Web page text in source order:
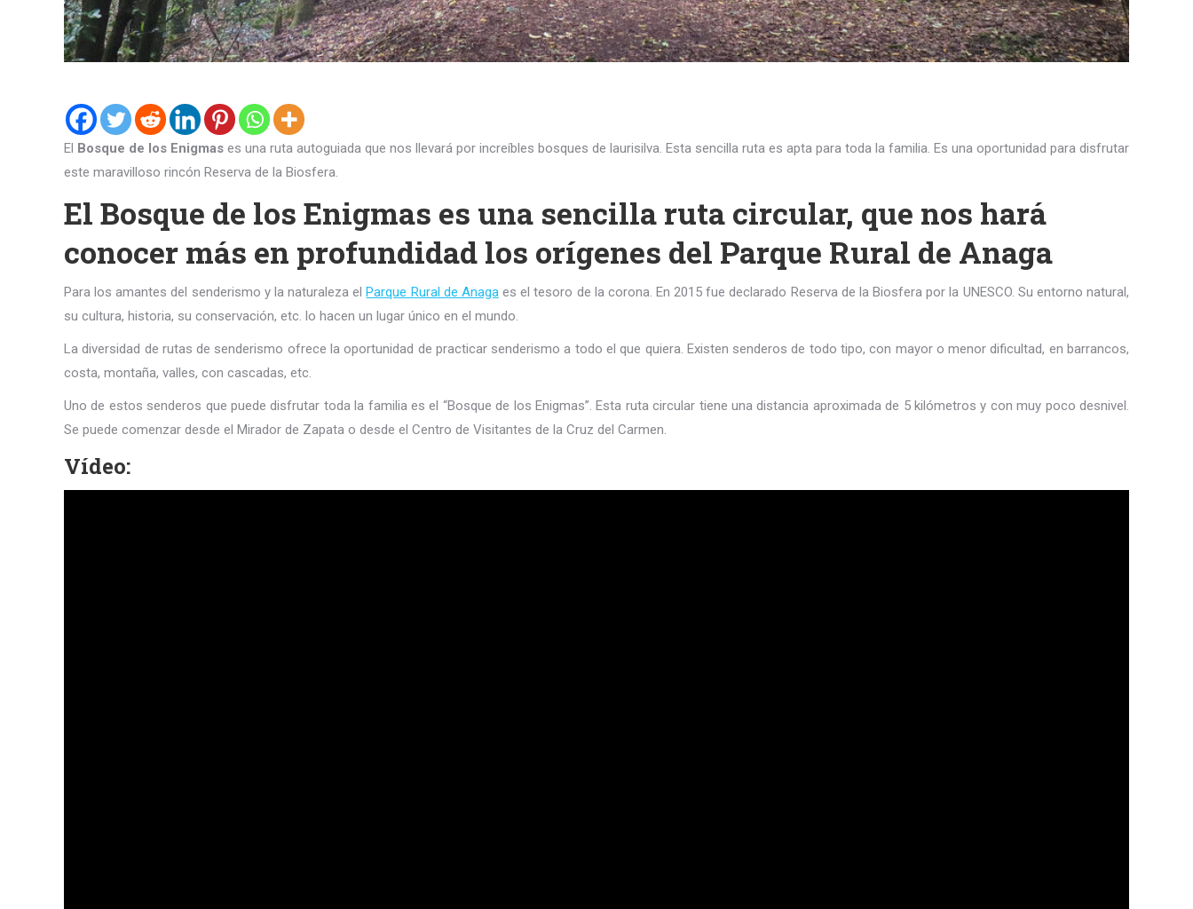
El Bosque de los Enigmas es una ruta autoguiada que nos llevará por increíbles bosques de laurisilva. Esta sencilla ruta es apta para toda la familia. Es una oportunidad para disfrutar
este maravilloso rincón Reserva de la Biosfera.
El Bosque de los Enigmas es una sencilla ruta circular, que nos hará
conocer más en profundidad los orígenes del Parque Rural de Anaga
Para los amantes del senderismo y la naturaleza el Parque Rural de Anagaes el tesoro de la corona. En 2015 fue declarado Reserva de la Biosfera por la UNESCO. Su entorno natural,
su cultura, historia, su conservación, etc. lo hacen un lugar único en el mundo.
La diversidad de rutas de senderismo ofrece la oportunidad de practicar senderismo a todo el que quiera. Existen senderos de todo tipo, con mayor o menor dificultad, en barrancos,
costa, montaña, valles, con cascadas, etc.
Uno de estos senderos que puede disfrutar toda la familia es el “Bosque de los Enigmas”. Esta ruta circular tiene una distancia aproximada de 5 kilómetros y con muy poco desnivel.
Se puede comenzar desde el Mirador de Zapata o desde el Centro de Visitantes de la Cruz del Carmen.
Vídeo: